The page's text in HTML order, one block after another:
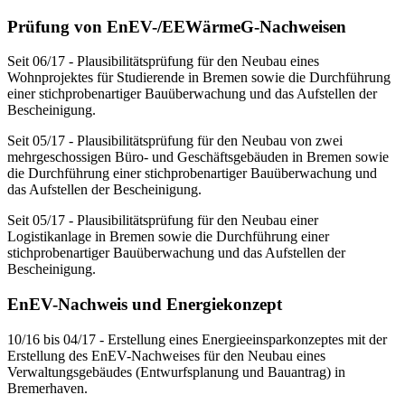
Prüfung von EnEV-/EEWärmeG-Nachweisen
Seit 06/17 - Plausibilitätsprüfung für den Neubau eines
Wohnprojektes für Studierende in Bremen sowie die Durchführung
einer stichprobenartiger Bauüberwachung und das Aufstellen der
Bescheinigung.
Seit 05/17 - Plausibilitätsprüfung für den Neubau von zwei
mehrgeschossigen Büro- und Geschäftsgebäuden in Bremen sowie
die Durchführung einer stichprobenartiger Bauüberwachung und
das Aufstellen der Bescheinigung.
Seit 05/17 - Plausibilitätsprüfung für den Neubau einer
Logistikanlage in Bremen sowie die Durchführung einer
stichprobenartiger Bauüberwachung und das Aufstellen der
Bescheinigung.
EnEV-Nachweis und Energiekonzept
10/16 bis 04/17 - Erstellung eines Energieeinsparkonzeptes mit der
Erstellung des EnEV-Nachweises für den Neubau eines
Verwaltungsgebäudes (Entwurfsplanung und Bauantrag) in
Bremerhaven.